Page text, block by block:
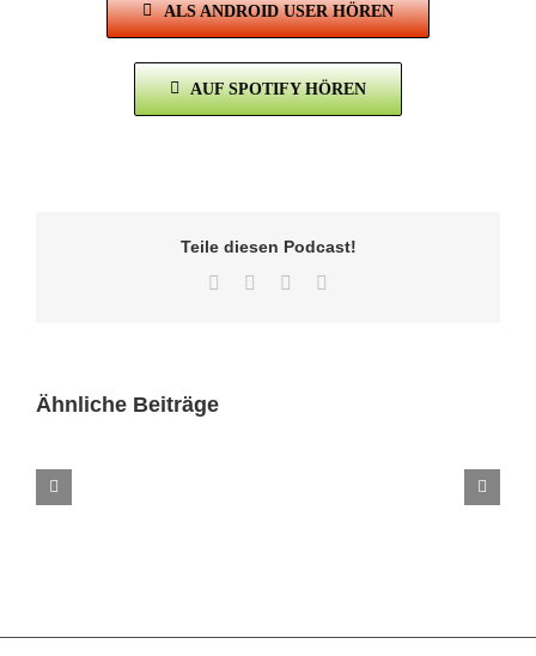
ALS ANDROID USER HÖREN
AUF SPOTIFY HÖREN
Teile diesen Podcast!
Facebook
TwitterLinkedIn
Ähnliche Beiträge